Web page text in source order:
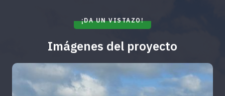
¡DA UN VISTAZO!
Imágenes del proyecto